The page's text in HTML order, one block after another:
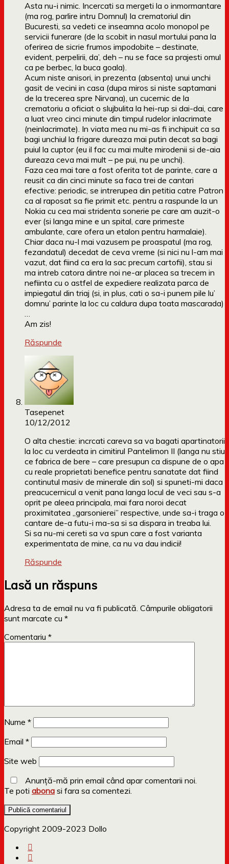
Asta nu-i nimic. Incercati sa mergeti la o inmormantare
(ma rog, parlire intru Domnul) la crematoriul din
Bucuresti, sa vedeti ce inseamna acolo monopol pe
servicii funerare (de la scobit in nasul mortului pana la
oferirea de sicrie frumos impodobite – destinate,
evident, perpelirii, da’, deh – nu se face sa prajesti omul
ca pe berbec, la buca goala).
Acum niste anisori, in prezenta (absenta) unui unchi
gasit de vecini in casa (dupa miros si niste saptamani
de la trecerea spre Nirvana), un cucernic de la
crematoriu a oficiat o slujbulita la hei-rup si dai-dai, care
a luat vreo cinci minute din timpul rudelor inlacrimate
(neinlacrimate). In viata mea nu mi-as fi inchipuit ca sa
bagi unchiul la frigare dureaza mai putin decat sa bagi
puiul la cuptor (eu il fac cu mai multe mirodenii si de-aia
dureaza ceva mai mult – pe pui, nu pe unchi).
Faza cea mai tare a fost oferita tot de parinte, care a
reusit ca din cinci minute sa faca trei de cantari
efective: periodic, se intrerupea din petitia catre Patron
ca al raposat sa fie primit etc. pentru a raspunde la un
Nokia cu cea mai stridenta sonerie pe care am auzit-o
ever (si langa mine e un spital, care primeste
ambulante, care ofera un etalon pentru harmalaie).
Chiar daca nu-l mai vazusem pe proaspatul (ma rog,
fezandatul) decedat de ceva vreme (si nici nu l-am mai
vazut, dat fiind ca era la sac precum cartofii), stau si
ma intreb catora dintre noi ne-ar placea sa trecem in
nefiinta cu o astfel de expediere realizata parca de
impiegatul din triaj (si, in plus, cati o sa-i punem pile lu’
domnu’ parinte la loc cu caldura dupa toata mascarada)
…
Am zis!
Răspunde
Tasepenet
10/12/2012
O alta chestie: incrcati careva sa va bagati apartinatorii
la loc cu verdeata in cimitirul Pantelimon II (langa nu stiu
ce fabrica de bere – care presupun ca dispune de o apa
cu reale proprietati benefice pentru sanatate dat fiind
continutul masiv de minerale din sol) si spuneti-mi daca
preacucernicul a venit pana langa locul de veci sau s-a
oprit pe aleea principala, mai fara noroi decat
proximitatea „garsonierei” respective, unde sa-i traga o
cantare de-a futu-i ma-sa si sa dispara in treaba lui.
Si sa nu-mi cereti sa va spun care a fost varianta
experimentata de mine, ca nu va dau indicii!
Răspunde
Lasă un răspuns
Adresa ta de email nu va fi publicată. Câmpurile obligatorii
sunt marcate cu *
Comentariu *
Nume *
Email *
Site web
Anunță-mă prin email când apar comentarii noi.
Te poti abona si fara sa comentezi.
Copyright 2009-2023 Dollo